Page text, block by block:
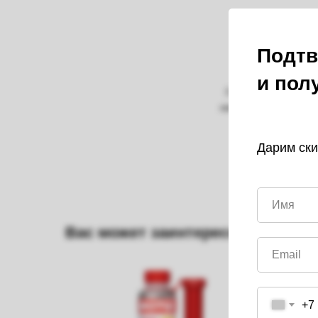
и
Дарим
+7
Готовая к
неорганических
Вас может заинтересовать